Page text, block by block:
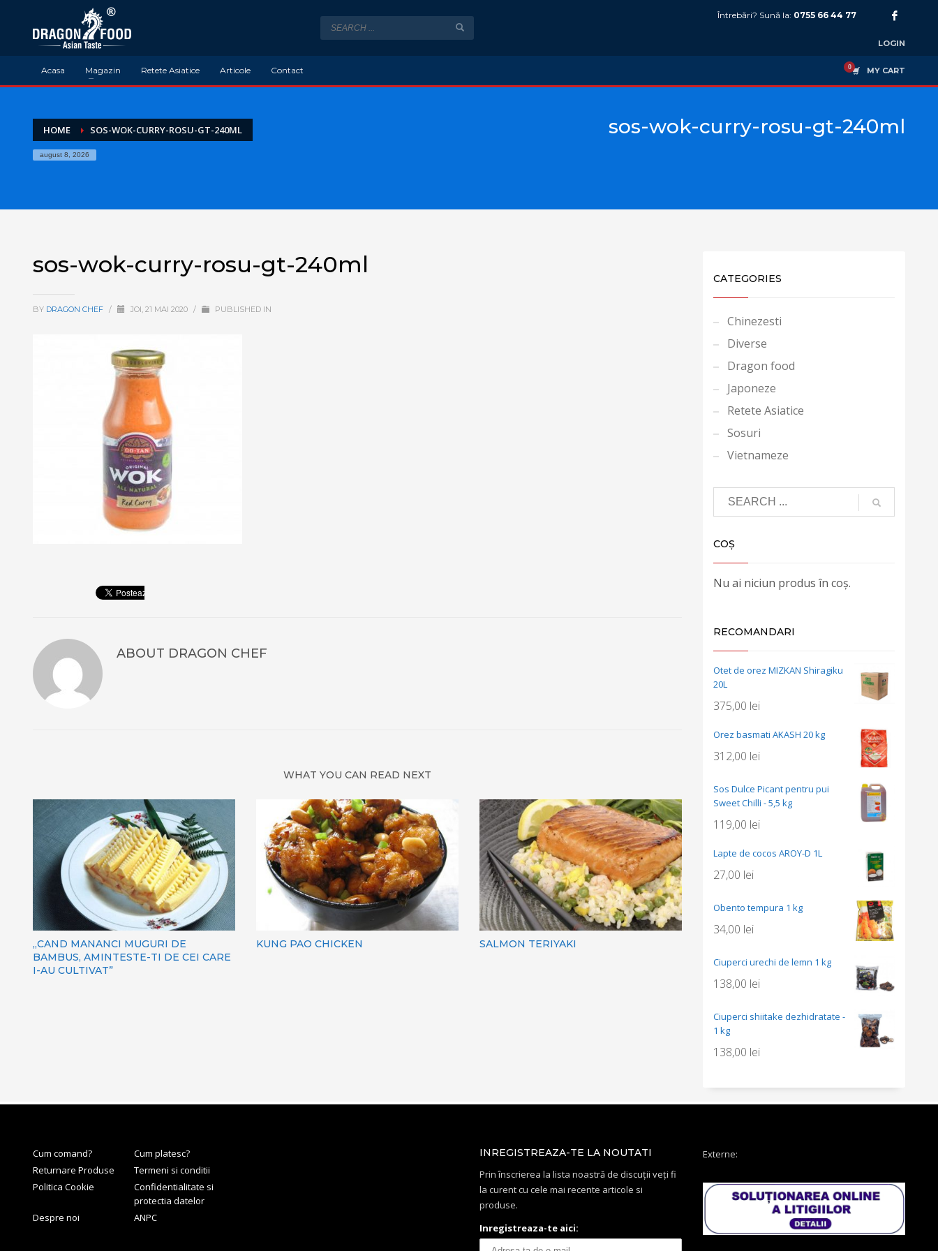
Întrebări? Sună la: 0755 66 44 77
LOGIN
Acasa Magazin Retete Asiatice Articole Contact MY CART
HOME SOS-WOK-CURRY-ROSU-GT-240ML
august 8, 2026
sos-wok-curry-rosu-gt-240ml
sos-wok-curry-rosu-gt-240ml
BY DRAGON CHEF / JOI, 21 MAI 2020 / PUBLISHED IN
ABOUT DRAGON CHEF
WHAT YOU CAN READ NEXT
„CAND MANANCI MUGURI DE
BAMBUS, AMINTESTE-TI DE CEI CARE
I-AU CULTIVAT”
KUNG PAO CHICKEN SALMON TERIYAKI
CATEGORIES
Chinezesti
Diverse
Dragon food
Japoneze
Retete Asiatice
Sosuri
Vietnameze
COȘ
Nu ai niciun produs în coș.
RECOMANDARI
Otet de orez MIZKAN Shiragiku
20L
375,00 lei
Orez basmati AKASH 20 kg
312,00 lei
Sos Dulce Picant pentru pui
Sweet Chilli - 5,5 kg
119,00 lei
Lapte de cocos AROY-D 1L
27,00 lei
Obento tempura 1 kg
34,00 lei
Ciuperci urechi de lemn 1 kg
138,00 lei
Ciuperci shiitake dezhidratate -
1 kg
138,00 lei
Cum comand?
Cum platesc?
Returnare Produse
Termeni si conditii
Politica Cookie
Confidentialitate si
protectia datelor
Despre noi
ANPC
INREGISTREAZA-TE LA NOUTATI
Prin înscrierea la lista noastră de discuții veți fi
la curent cu cele mai recente articole si
produse.
Inregistreaza-te aici:
Externe: